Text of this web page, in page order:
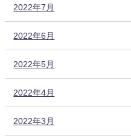
2022年7月
2022年6月
2022年5月
2022年4月
2022年3月